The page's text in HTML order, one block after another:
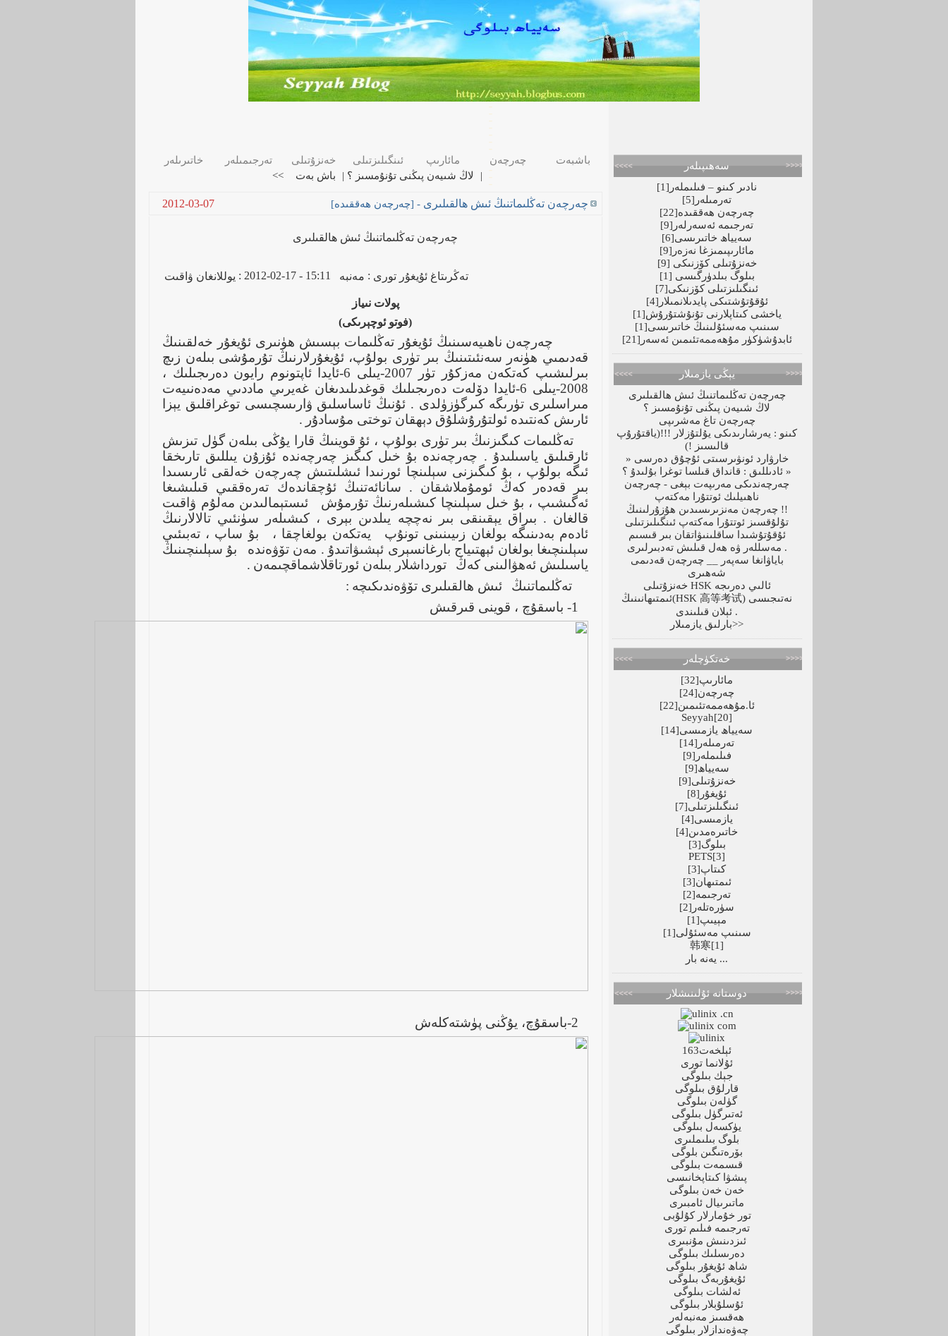
باشبەت چەرچەن مائارىپ ئىنگىلىزتىلى خەنزۇتىلى تەرجىمىلەر
خاتىرىلەر
<< لاڭ شىيەن پىڭنى تۇنۇمسىز ؟ | باش بەت |
2012-03-07 چەرچەن تەڭلىماتنىڭ ئىش ھالقىلىرى - [چەرچەن ھەققىدە]
چەرچەن تەڭلىماتنىڭ ئىش ھالقىلىرى
يوللانغان ۋاقىت : 2012-02-17 - 15:11 مەنبە : تەڭرىتاغ ئۇيغۇر تورى
پولات نىياز
(فوتو ئوچېرىكى)
چەرچەن ناھىيەسىنىڭ ئۇيغۇر تەڭلىمات بېسىش ھۈنىرى ئۇيغۇر خەلقىنىڭ
قەدىمىي ھۈنەر سەنئىتىنىڭ بىر تۈرى بولۇپ، ئۇيغۇرلارنىڭ تۇرمۇشى بىلەن زىچ
بىرلىشىپ كەتكەن مەزكۇر تۈر 2007-يىلى 6-ئايدا ئاپتونوم رايون دەرىجىلىك ،
2008-يىلى 6-ئايدا دۆلەت دەرىجىلىك قوغدىلىدىغان غەيرىي ماددىي مەدەنىيەت
مىراسلىرى تۈرىگە كىرگۈزۈلدى . ئۇنىڭ ئاساسلىق ۋارىسچىسى توغراقلىق يېزا
ئارىش كەنتىدە ئولتۇرۇشلۇق دېھقان توختى مۇسادۇر .
تەڭلىمات كىگىزنىڭ بىر تۈرى بولۇپ ، ئۇ قوينىڭ قارا يۇڭى بىلەن گۈل تىزىش
ئارقىلىق ياسىلىدۇ . چەرچەندە بۇ خىل كىگىز چەرچەندە ئۇزۇن يىللىق تارىخقا
ئىگە بولۇپ ، بۇ كىگىزنى سېلىنچا ئورنىدا ئىشلىتىش چەرچەن خەلقى ئارىسىدا
بىر قەدەر كەڭ ئومۇملاشقان . سانائەتنىڭ ئۇچقاندەك تەرەققىي قىلىشىغا
ئەگىشىپ ، بۇ خىل سېلىنچا كىشىلەرنىڭ تۇرمۇش
ئىستېمالىدىن مەلۇم ۋاقىت
قالغان . بىراق يېقىنقى بىر نەچچە يىلدىن بېرى ، كىشىلەر سۈنئىي تالالارنىڭ
ئادەم بەدىنىگە بولغان زىيىنىنى تونۇپ
يەتكەن بولغاچقا ،
بۇ ساپ ، تەبىئىي
سېلىنچىغا بولغان ئېھتىياج بارغانسېرى ئېشىۋاتىدۇ . مەن تۆۋەندە
بۇ سېلىنچىنىڭ
ياسىلىش ئەھۋالىنى كەڭ
تورداشلار بىلەن ئورتاقلاشماقچىمەن .
تەڭلىماتنىڭ
ئىش ھالقىلىرى تۆۋەندىكىچە :
1- باسقۇچ ، قوينى قىرقىش
2-باسقۇچ، يۇڭنى پۈشتەكلەش
سەھىپىلەر
نادىر كىنو – فىلىملەر [1]
تەرمىلەر [5]
چەرچەن ھەققىدە[22]
تەرجىمە ئەسەرلەر [9]
سەيياھ خاتىرىسى[6]
مائارىپىمىزغا نەزەر [9]
خەنزۇتىلى كۆزنىكى [9]
بىلوگ بىلدۈرگىسى [1]
ئىنگىلىزتىلى كۆزنىكى[7]
ئۇقۇتۇشتىكى پايدىلانمىلار [4]
ياخشى كىتاپلارنى تۇنۇشتۇرۇش[1]
سىنىپ مەسئۇلىنىڭ خاتىرىسى[1]
ئابدۇشۈكۈر مۇھەممەتئىمىن ئەسەر [21]
يېڭى يازمىلار
چەرچەن تەڭلىماتنىڭ ئىش ھالقىلىرى
لاڭ شىيەن پىڭنى تۇنۇمسىز ؟
چەرچەن تاغ مەشرىپى
كىنو : يەرشارىدىكى يۇلتۇزلار !!!(ياقتۇرۇپ
قالىسىز !)
خارۋارد ئونۋىرسىتى ئۇچۇق دەرسى «
ئادىللىق : قانداق قىلسا توغرا بۇلىدۇ ؟ »
چەرچەندىكى مەرىپەت بېغى - چەرچەن
ناھىيلىك ئوتتۇرا مەكتەپ
چەرچەن مەنزىرىسىدىن ھۇزۇرلىنىڭ !!
تۇلۇقسىز ئوتتۇرا مەكتەپ ئىنگىلىزتىلى
ئۇقۇتۇشىدا ساقلىنىۋاتقان بىر قىسىم
مەسللەر ۋە ھەل قىلىش تەدبىرلىرى .
باياۋانغا سەپەر __ چەرچەن قەدىمى
شەھىرى
خەنزۇتىلى HSK ئالىي دەرىجە
ئىمتىھانىنىڭ(HSK 高等考试) نەتىجىسى
ئېلان قىلىندى .
بارلىق يازمىلار>>
خەتكۈچلەر
مائارىپ[32]
چەرچەن[24]
ئا.مۇھەممەتئىمىن[22]
Seyyah[20]
سەيياھ يازمىسى[14]
تەرمىلەر [14]
فىلىملەر [9]
سەيياھ[9]
خەنزۇتىلى[9]
ئۇيغۇر [8]
ئىنگىلىزتىلى[7]
يازمىسى[4]
خاتىرەمدىن[4]
بىلوگ[3]
PETS[3]
كىتاپ[3]
ئىمتىھان[3]
تەرجىمە[2]
سۈرەتلەر [2]
مېيىپ[1]
سىنىپ مەسئۇلى[1]
韩寒[1]
يەنە بار ...
دوستانە ئۇلىنىشلار
163ئېلخەت
ئۇلانما تورى
جېك بىلوگى
قارلۇق بىلوگى
گۈلەن بىلوگى
ئەتىرگۈل بىلوگى
يۈكسەل بىلوگى
بلوگ بىلىملىرى
بۆرەتىگىن بلوگى
قىسمەت بىلوگى
پىشۋا كىتاپخانىسى
خەن خەن بىلوگى
ماتىرىيال ئامبىرى
تور خۇمارلار كۇلۇبى
تەرجىمە فىلىم تورى
ئىزدىنىش مۇنبىرى
دەرىسلىك بىلوگى
شاھ ئۇيغۇر بىلوگى
ئۇيغۇربەگ بىلوگى
ئەلشات بىلوگى
ئۇسلۇبلار بىلوگى
ھەقسىز مەنبەلەر
چەۋەندازلار بىلوگى